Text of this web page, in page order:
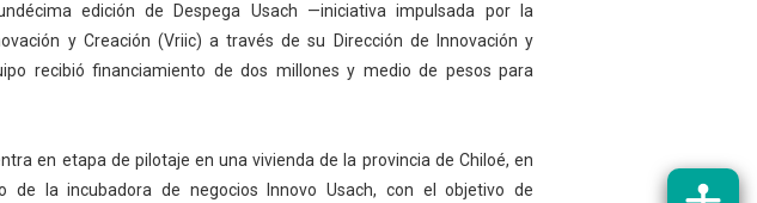
edición de Despega Usach —iniciativa impulsada por la
y Creación (Vriic) a través de su Dirección de Innovación y
recibió financiamiento de dos millones y medio de pesos para
en etapa de pilotaje en una vivienda de la provincia de Chiloé, en
de la incubadora de negocios Innovo Usach, con el objetivo de